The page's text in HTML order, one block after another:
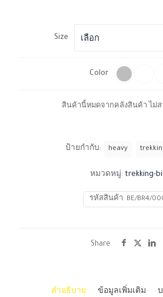
Size
Color
สินค้านี้หมดจากคลังสินค้า ไม่ส
รหัสสินค้า: BE/BR4/
หมวดหมู่: trekking-
ป้ายกำกับ: heavy
Share
คำอธิบาย ข้อมูลเพิ่มเติม